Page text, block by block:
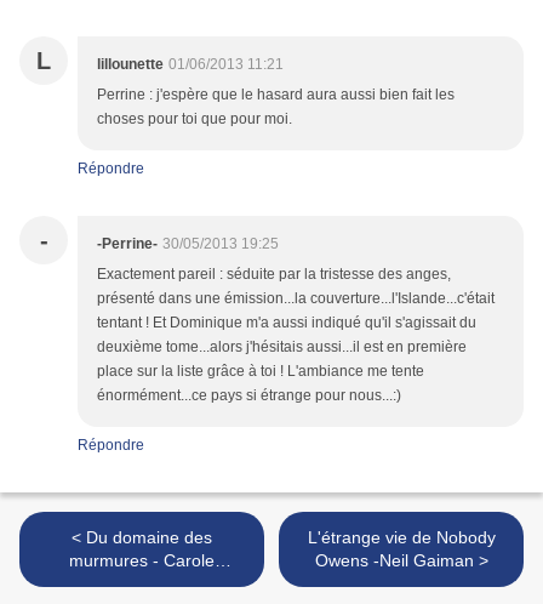
L lillounette 01/06/2013 11:21
Perrine : j'espère que le hasard aura aussi bien fait les
choses pour toi que pour moi.
Répondre
- -Perrine- 30/05/2013 19:25
Exactement pareil : séduite par la tristesse des anges,
présenté dans une émission...la couverture...l'Islande...c'était
tentant ! Et Dominique m'a aussi indiqué qu'il s'agissait du
deuxième tome...alors j'hésitais aussi...il est en première
place sur la liste grâce à toi ! L'ambiance me tente
énormément...ce pays si étrange pour nous...:)
Répondre
< Du domaine des
murmures - Carole
Martinez
L'étrange vie de Nobody
Owens -Neil Gaiman >